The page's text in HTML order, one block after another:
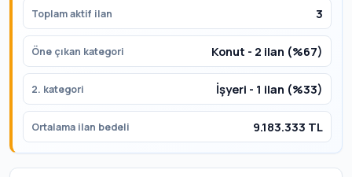
Toplam aktif ilan 3
Öne çıkan kategori Konut - 2 ilan (%67)
2. kategori İşyeri - 1 ilan (%33)
Ortalama ilan bedeli 9.183.333 TL